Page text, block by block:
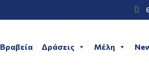

Βραβεία Δράσεις Μέλη